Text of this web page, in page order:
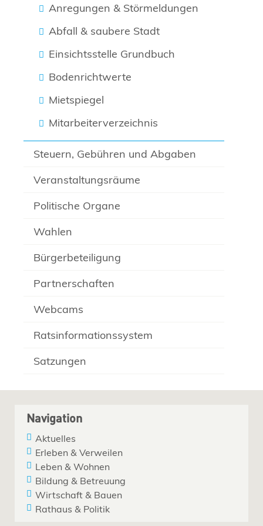
Anregungen & Störmeldungen
Abfall & saubere Stadt
Einsichtsstelle Grundbuch
Bodenrichtwerte
Mietspiegel
Mitarbeiterverzeichnis
Steuern, Gebühren und Abgaben
Veranstaltungsräume
Politische Organe
Wahlen
Bürgerbeteiligung
Partnerschaften
Webcams
Ratsinformationssystem
Satzungen
Navigation
Aktuelles
Erleben & Verweilen
Leben & Wohnen
Bildung & Betreuung
Wirtschaft & Bauen
Rathaus & Politik